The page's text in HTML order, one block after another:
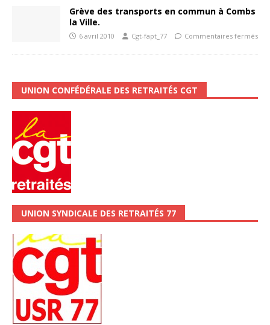
Grève des transports en commun à Combs
la Ville.
6 avril 2010 Cgt-fapt_77 Commentaires fermés
UNION CONFÉDÉRALE DES RETRAITÉS CGT
UNION SYNDICALE DES RETRAITÉS 77